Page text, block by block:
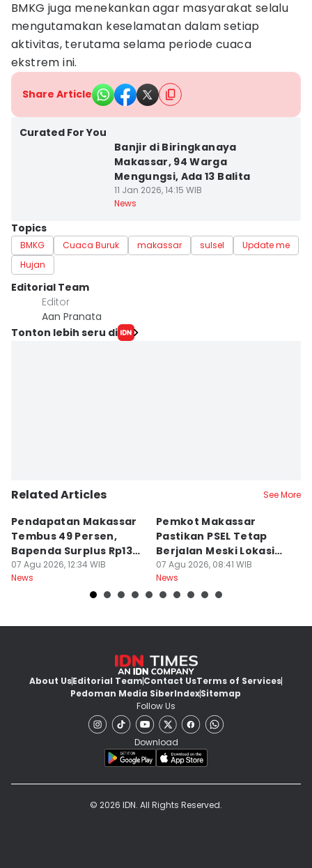
BMKG juga menekankan agar masyarakat selalu
mengutamakan keselamatan dalam setiap
aktivitas, terutama selama periode cuaca
ekstrem ini.
Share Article
Curated For You
Banjir di Biringkanaya
Makassar, 94 Warga
Mengungsi, Ada 13 Balita
11 Jan 2026, 14:15 WIB
News
Topics
BMKG Cuaca Buruk makassar sulsel
Update me
Hujan
Editorial Team
Editor
Aan Pranata
Tonton lebih seru di
Related Articles See More
Pendapatan Makassar
Tembus 49 Persen,
Bapenda Surplus Rp130
Miliar
07 Agu 2026, 12:34 WIB
News
Pemkot Makassar
Pastikan PSEL Tetap
Berjalan Meski Lokasi
Belum Final
07 Agu 2026, 08:41 WIB
News
About UsEditorial TeamContact UsTerms of Services
Pedoman Media SiberIndexSitemap
Follow Us
Download
© 2026 IDN. All Rights Reserved.